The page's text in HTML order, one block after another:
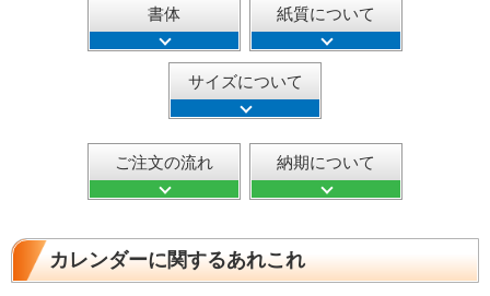
書体 紙質について
サイズについて
ご注文の流れ 納期について
カレンダーに関するあれこれ